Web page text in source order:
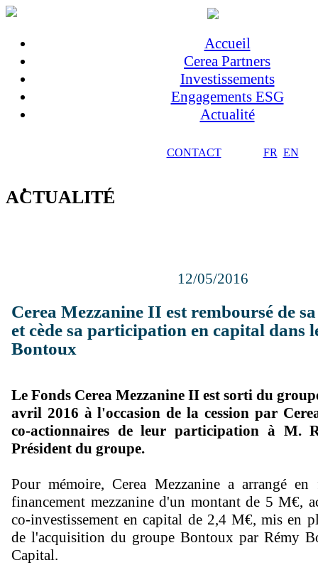
Accueil
Cerea Partners
Investissements
Engagements ESG
Actualité
CONTACT FR EN
ACTUALITÉ
12/05/2016
Cerea Mezzanine II est remboursé de
et cède sa participation en capital dans
Bontoux
Le Fonds Cerea Mezzanine II est sorti du
avril 2016 à l'occasion de la cession par
co-actionnaires de leur participation à M.
Président du groupe.
Pour mémoire, Cerea Mezzanine a arrangé
financement mezzanine d'un montant de 5 M€,
co-investissement en capital de 2,4 M€, mis en
de l'acquisition du groupe Bontoux par Rémy
Capital.